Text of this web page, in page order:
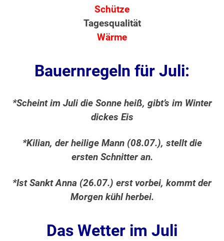
Schütze
Tagesqualität
Wärme
Bauernregeln für Juli:
*Scheint im Juli die Sonne heiß, gibt’s im Winter
dickes Eis
*Kilian, der heilige Mann (08.07.), stellt die
ersten Schnitter an.
*Ist Sankt Anna (26.07.) erst vorbei, kommt der
Morgen kühl herbei.
Das Wetter im Juli